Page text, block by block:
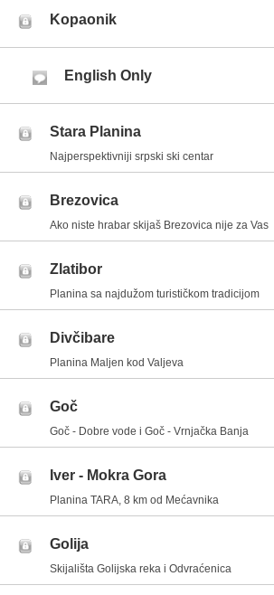
Kopaonik
English Only
Stara Planina
Najperspektivniji srpski ski centar
Brezovica
Ako niste hrabar skijaš Brezovica nije za Vas
Zlatibor
Planina sa najdužom turističkom tradicijom
Divčibare
Planina Maljen kod Valjeva
Goč
Goč - Dobre vode i Goč - Vrnjačka Banja
Iver - Mokra Gora
Planina TARA, 8 km od Mećavnika
Golija
Skijališta Golijska reka i Odvraćenica